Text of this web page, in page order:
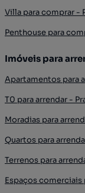
Villa para comprar -
Penthouse para
Imóveis para
Apartamentos para
T0 para arrendar -
Moradias para
Quartos para
Terrenos para
Espaços comerciais